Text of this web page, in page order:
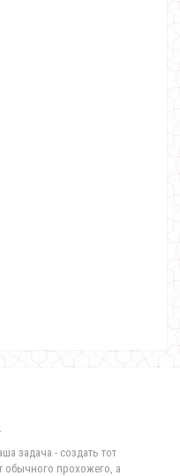
задача - создать тот
обычного прохожего, а